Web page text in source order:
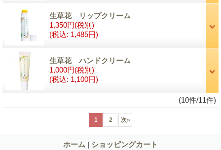
生草花 リップクリーム
1,350円(税別)
(税込: 1,485円)
生草花 ハンドクリーム
1,000円(税別)
(税込: 1,100円)
(10件/11件)
1 2 次»
ホーム | ショッピングカート